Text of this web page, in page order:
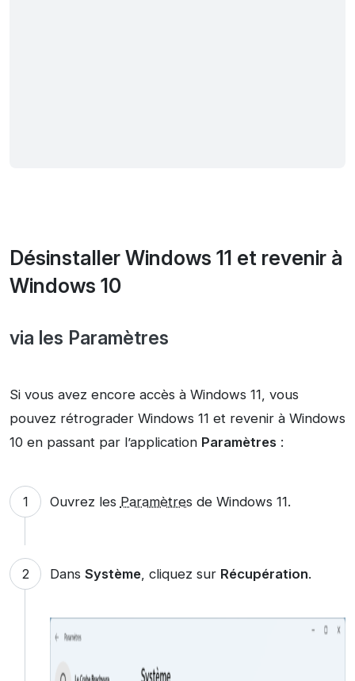
Désinstaller Windows 11 et revenir à
Windows 10
via les Paramètres
Si vous avez encore accès à Windows 11, vous
pouvez rétrograder Windows 11 et revenir à Windows
10 en passant par l’application Paramètres :
Ouvrez les Paramètres de Windows 11.
Dans Système, cliquez sur Récupération.